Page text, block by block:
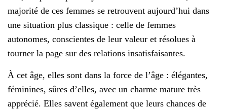
majorité de ces femmes se retrouvent aujourd’hui dans
une situation plus classique : celle de femmes
autonomes, conscientes de leur valeur et résolues à
tourner la page sur des relations insatisfaisantes.
À cet âge, elles sont dans la force de l’âge : élégantes,
féminines, sûres d’elles, avec un charme mature très
apprécié. Elles savent également que leurs chances de